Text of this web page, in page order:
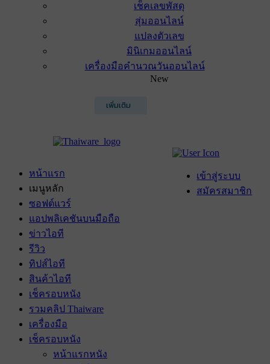
เช็คเลขพัสดุ
สุ่มออนไลน์
แปลงตัวเลข
มินิเกมออนไลน์
เครื่องมือคำนวณวันออนไลน์
New
เพิ่มเติม
เข้าสู่ระบบ
สมัครสมาชิก
หน้าแรก
เมนูหลัก
ซอฟต์แวร์
แอปพลิเคชันบนมือถือ
ข่าวไอที
รีวิว
ทิปส์ไอที
สินค้าไอที
เช็ครอบหนัง
รวมคลิป Thaiware
เครื่องมือ
เช็ครอบหนัง
หน้าแรกหนัง